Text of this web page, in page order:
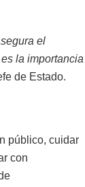
el
la importancia
de Estado.
público, cuidar
con